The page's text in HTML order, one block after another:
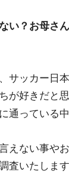
い？お母さ
サッカー日
が好きだと
通っている
えない事や
査いたします